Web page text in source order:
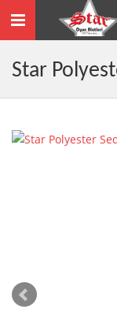
Toggle
navigation
Star